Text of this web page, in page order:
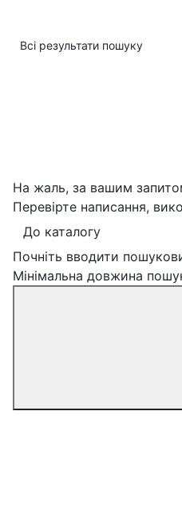
Всі результати пошуку
На жаль, за вашим
Перевірте написання,
До каталогу
Почніть вводити
Мінімальна довжина